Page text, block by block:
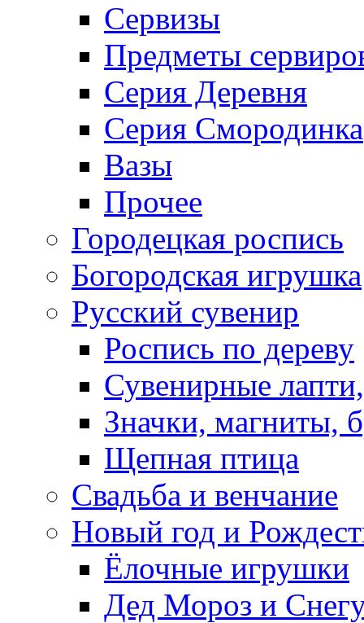
Сервизы
Предметы
Серия Деревня
Серия Смородинка
Вазы
Прочее
Городецкая роспись
Богородская игрушка
Русский сувенир
Роспись по дереву
Сувенирные
Значки, магниты,
Щепная птица
Свадьба и венчание
Новый год и
Ёлочные игрушки
Дед Мороз и